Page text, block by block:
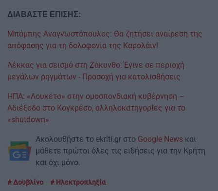
ΔΙΑΒΑΣΤΕ ΕΠΙΣΗΣ:
Μπάμπης Αναγνωστόπουλος: Θα ζητήσει αναίρεση της
απόφασης για τη δολοφονία της Καρολάιν!
Λέκκας για σεισμό στη Ζάκυνθο: Έγινε σε περιοχή
μεγάλων ρηγμάτων - Προσοχή για κατολισθήσεις
ΗΠΑ: «Λουκέτο» στην ομοσπονδιακή κυβέρνηση –
Αδιέξοδο στο Κογκρέσο, αλληλοκατηγορίες για το
«shutdown»
Ακολουθήστε το ekriti.gr στο Google News και
μάθετε πρώτοι όλες τις ειδήσεις για την Κρήτη
και όχι μόνο.
Δουβλίνο Ηλεκτροπληξία